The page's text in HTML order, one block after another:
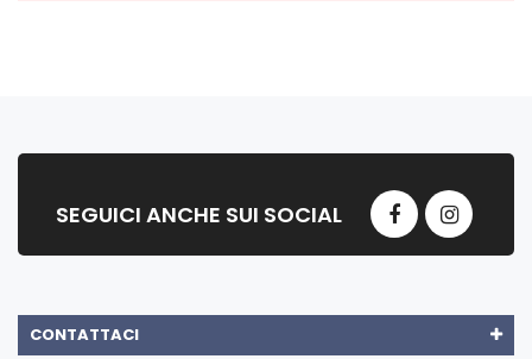
SEGUICI ANCHE SUI SOCIAL
CONTATTACI